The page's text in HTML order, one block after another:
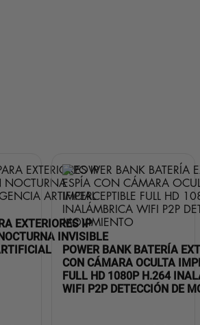
EXTERIORES IP
INVISIBLE
POWER BANK BATERÍA
CON CÁMARA OCULTA
FULL HD 1080P H.264
WIFI P2P DETECCIÓN DE